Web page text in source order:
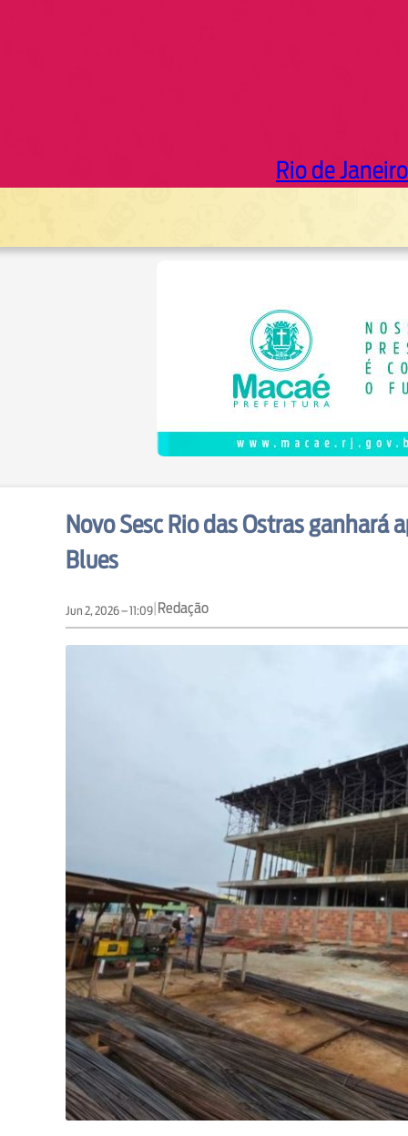
Rio de Janeiro
Novo Sesc Rio das Ostras ganhará
Blues
Jun 2, 2026 – 11:09|Redação